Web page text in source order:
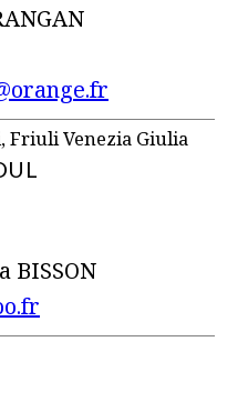
Friuli Venezia Giulia
BISSON